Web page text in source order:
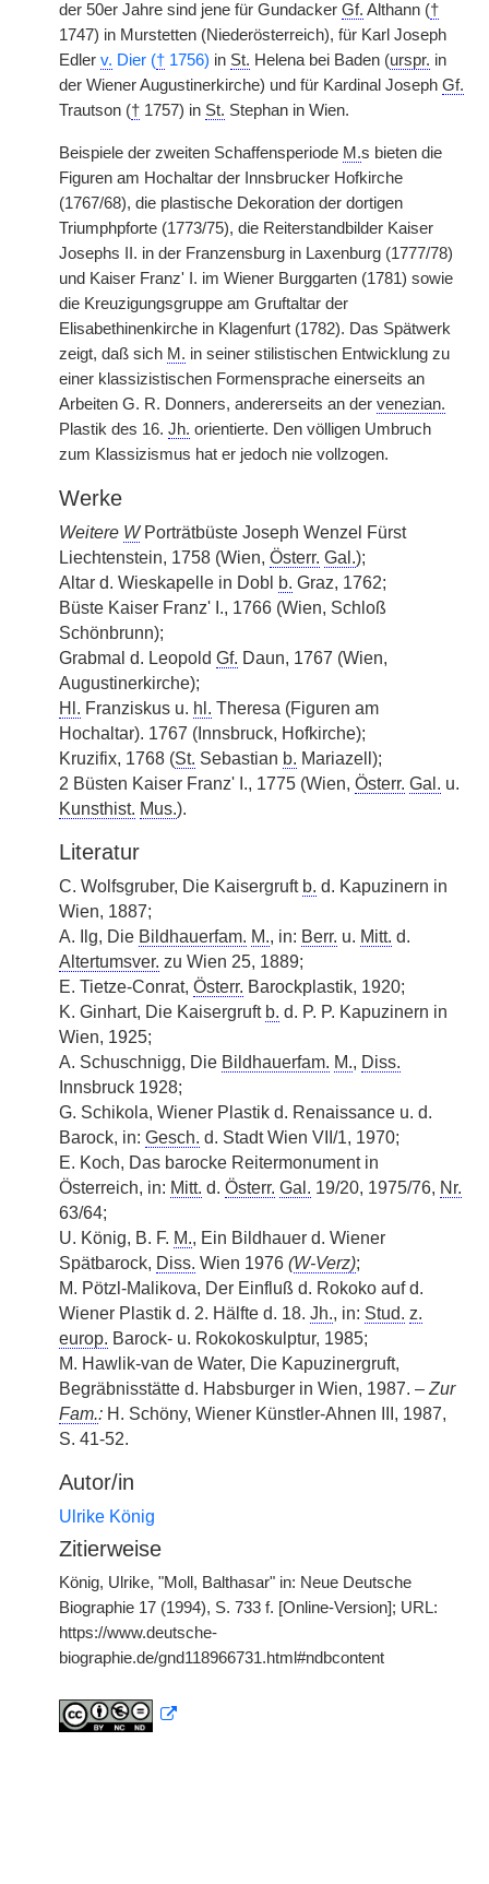
der 50er Jahre sind jene für Gundacker Gf. Althann (†
1747) in Murstetten (Niederösterreich), für Karl Joseph
Edler v. Dier († 1756) in St. Helena bei Baden (urspr. in
der Wiener Augustinerkirche) und für Kardinal Joseph Gf.
Trautson († 1757) in St. Stephan in Wien.
Beispiele der zweiten Schaffensperiode M.s bieten die
Figuren am Hochaltar der Innsbrucker Hofkirche
(1767/68), die plastische Dekoration der dortigen
Triumphpforte (1773/75), die Reiterstandbilder Kaiser
Josephs II. in der Franzensburg in Laxenburg (1777/78)
und Kaiser Franz' I. im Wiener Burggarten (1781) sowie
die Kreuzigungsgruppe am Gruftaltar der
Elisabethinenkirche in Klagenfurt (1782). Das Spätwerk
zeigt, daß sich M. in seiner stilistischen Entwicklung zu
einer klassizistischen Formensprache einerseits an
Arbeiten G. R. Donners, andererseits an der venezian.
Plastik des 16. Jh. orientierte. Den völligen Umbruch
zum Klassizismus hat er jedoch nie vollzogen.
Werke
Weitere WPorträtbüste Joseph Wenzel Fürst
Liechtenstein, 1758 (Wien, Österr. Gal.);
Altar d. Wieskapelle in Dobl b. Graz, 1762;
Büste Kaiser Franz' I., 1766 (Wien, Schloß
Schönbrunn);
Grabmal d. Leopold Gf. Daun, 1767 (Wien,
Augustinerkirche);
Hl. Franziskus u. hl. Theresa (Figuren am
Hochaltar). 1767 (Innsbruck, Hofkirche);
Kruzifix, 1768 (St. Sebastian b. Mariazell);
2 Büsten Kaiser Franz' I., 1775 (Wien, Österr. Gal. u.
Kunsthist. Mus.).
Literatur
C. Wolfsgruber, Die Kaisergruft b. d. Kapuzinern in
Wien, 1887;
A. Ilg, Die Bildhauerfam. M., in: Berr. u. Mitt. d.
Altertumsver. zu Wien 25, 1889;
E. Tietze-Conrat, Österr. Barockplastik, 1920;
K. Ginhart, Die Kaisergruft b. d. P. P. Kapuzinern in
Wien, 1925;
A. Schuschnigg, Die Bildhauerfam. M., Diss.
Innsbruck 1928;
G. Schikola, Wiener Plastik d. Renaissance u. d.
Barock, in: Gesch. d. Stadt Wien VII/1, 1970;
E. Koch, Das barocke Reitermonument in
Österreich, in: Mitt. d. Österr. Gal. 19/20, 1975/76, Nr.
63/64;
U. König, B. F. M., Ein Bildhauer d. Wiener
Spätbarock, Diss. Wien 1976 (W-Verz);
M. Pötzl-Malikova, Der Einfluß d. Rokoko auf d.
Wiener Plastik d. 2. Hälfte d. 18. Jh., in: Stud. z.
europ. Barock- u. Rokokoskulptur, 1985;
M. Hawlik-van de Water, Die Kapuzinergruft,
Begräbnisstätte d. Habsburger in Wien, 1987. – Zur
Fam.: H. Schöny, Wiener Künstler-Ahnen III, 1987,
S. 41-52.
Autor/in
Ulrike König
Zitierweise
König, Ulrike, "Moll, Balthasar" in: Neue Deutsche
Biographie 17 (1994), S. 733 f. [Online-Version]; URL:
https://www.deutsche-
biographie.de/gnd118966731.html#ndbcontent